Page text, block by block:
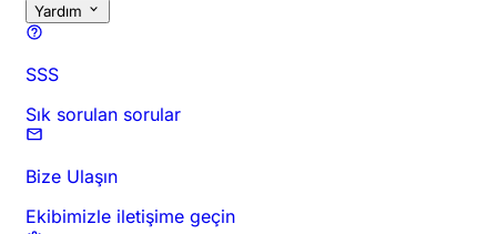
Yardım
SSS
Sık sorulan sorular
Bize Ulaşın
Ekibimizle iletişime geçin